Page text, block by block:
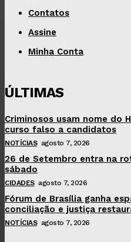
Contatos
Assine
Minha Conta
ÚLTIMAS
Criminosos usam nome do
curso falso a candidatos
NOTÍCIAS agosto 7, 2026
26 de Setembro entra na
sábado
CIDADES agosto 7, 2026
Fórum de Brasília ganha
conciliação e justiça
NOTÍCIAS agosto 7, 2026